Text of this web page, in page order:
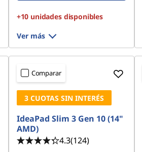
+10 unidades disponibles
Ver más
Comparar
3 CUOTAS SIN INTERÉS
IdeaPad Slim 3 Gen 10 (14"
AMD)
4.3(124)